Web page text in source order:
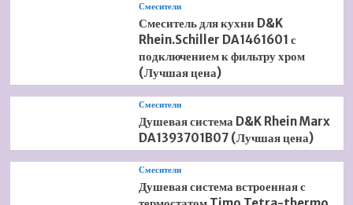
Смесители
Смеситель для кухни D&K
Rhein.Schiller DA1461601 с
подключением к фильтру хром
(Лучшая цена)
Смесители
Душевая система D&K Rhein Marx
DA1393701B07 (Лучшая цена)
Смесители
Душевая система встроенная с